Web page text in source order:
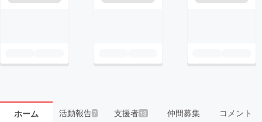
ホーム 活動報告7 支援者 13 仲間募集 コメント